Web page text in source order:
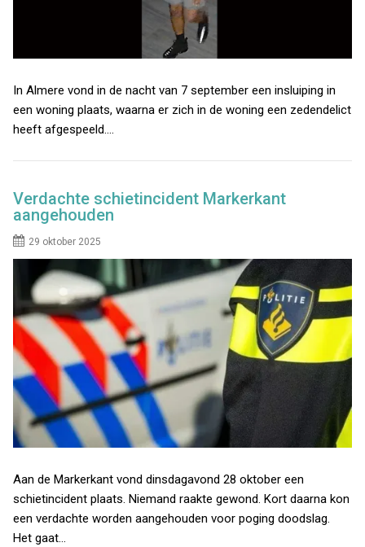
In Almere vond in de nacht van 7 september een insluiping in
een woning plaats, waarna er zich in de woning een zedendelict
heeft afgespeeld.…
Verdachte schietincident Markerkant
aangehouden
29 oktober 2025
Aan de Markerkant vond dinsdagavond 28 oktober een
schietincident plaats. Niemand raakte gewond. Kort daarna kon
een verdachte worden aangehouden voor poging doodslag.
Het gaat…